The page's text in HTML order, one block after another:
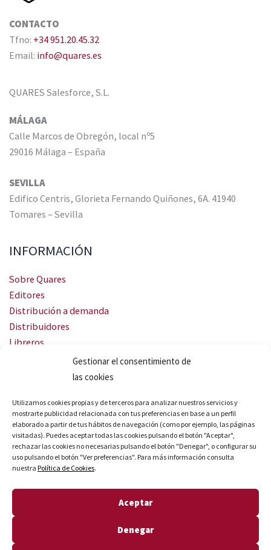
Gestionar el consentimiento de
las cookies
Utilizamos cookies propias y de terceros para analizar nuestros servicios y
mostrarte publicidad relacionada con tus preferencias en base a un perfil
elaborado a partir de tus hábitos de navegación (como por ejemplo, las páginas
visitadas). Puedes aceptar todas las cookies pulsando el botón "Aceptar",
rechazar las cookies no necesarias pulsando el botón "Denegar", o configurar su
uso pulsando el botón "Ver preferencias". Para más información consulta
nuestra Política de Cookies.
Aceptar
Denegar
CONTACTO
Tfno: +34 951.20.45.32
Email: info@quares.es
QUARES Salesforce, S.L.
MÁLAGA
Calle Marcos de Obregón, local nº5
29016 Málaga – España
SEVILLA
Edifico Centris, Glorieta Fernando Quiñones, 6A. 41940
Tomares – Sevilla
INFORMACIÓN
Sobre Quares
Editores
Distribución a demanda
Distribuidores
Libreros
Servicio Landingweb
Crea tu audiobook
Aviso legal
Política de cookies